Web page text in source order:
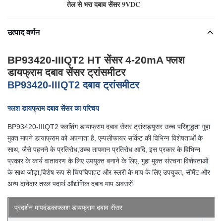
तेल से भरा दबाव सेंसर 9VDC
उत्पाद वर्णन
BP93420-IIIQT2 HT सेंसर 4-20mA फ्लश
डायफ्राम दबाव सेंसर ट्रांसमीटर
BP93420-IIIQT2 दबाव ट्रांसमीटर
फ्लश डायफ्राम दबाव सेंसर का परिचय
BP93420-IIIQT2 फ्लशिंग डायाफ्राम दबाव सेंसर ट्रांसड्यूसर उच्च परिशुद्धता गुहा
मुक्त मापने डायाफ्राम को अपनाता है, एम्पलीफायर सर्किट की विभिन्न विशेषताओं के
साथ, जैसे पहनने के प्रतिरोध,उच्च तापमान प्रतिरोध आदि, इस प्रकार के विभिन्न
प्रकार के कार्य वातावरण के लिए उपयुक्त बनाने के लिए, गुहा मुक्त संरचना विशेषताओं
के साथ जोड़ा,विशेष रूप से चिपचिपाहट और स्लरी के माप के लिए उपयुक्त, सीमेंट और
अन्य दानेदार तरल पदार्थ औद्योगिक दबाव माप अवसरों.
प्रदर्शन मापदंडकाफ्लश डायफ्राम दबाव सेंसर